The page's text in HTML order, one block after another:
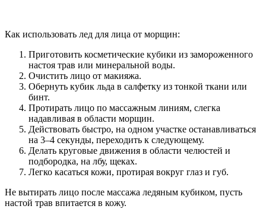
Как использовать лед для лица от морщин:
Приготовить косметические кубики из замороженного
настоя трав или минеральной воды.
Очистить лицо от макияжа.
Обернуть кубик льда в салфетку из тонкой ткани или
бинт.
Протирать лицо по массажным линиям, слегка
надавливая в области морщин.
Действовать быстро, на одном участке останавливаться
на 3–4 секунды, переходить к следующему.
Делать круговые движения в области челюстей и
подбородка, на лбу, щеках.
Легко касаться кожи, протирая вокруг глаз и губ.
Не вытирать лицо после массажа ледяным кубиком, пусть
настой трав впитается в кожу.